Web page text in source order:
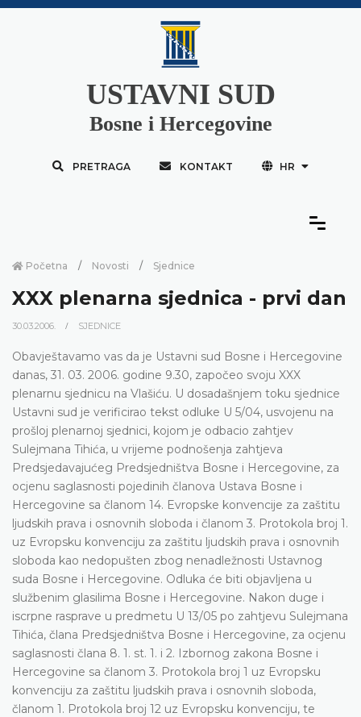
USTAVNI SUD
Bosne i Hercegovine
PRETRAGA KONTAKT HR
Početna Novosti Sjednice
XXX plenarna sjednica - prvi dan
30.03.2006. SJEDNICE
Obavještavamo vas da je Ustavni sud Bosne i Hercegovine
danas, 31. 03. 2006. godine 9.30, započeo svoju XXX
plenarnu sjednicu na Vlašiću. U dosadašnjem toku sjednice
Ustavni sud je verificirao tekst odluke U 5/04, usvojenu na
prošloj plenarnoj sjednici, kojom je odbacio zahtjev
Sulejmana Tihića, u vrijeme podnošenja zahtjeva
Predsjedavajućeg Predsjedništva Bosne i Hercegovine, za
ocjenu saglasnosti pojedinih članova Ustava Bosne i
Hercegovine sa članom 14. Evropske konvencije za zaštitu
ljudskih prava i osnovnih sloboda i članom 3. Protokola broj 1.
uz Evropsku konvenciju za zaštitu ljudskih prava i osnovnih
sloboda kao nedopušten zbog nenadležnosti Ustavnog
suda Bosne i Hercegovine. Odluka će biti objavljena u
službenim glasilima Bosne i Hercegovine. Nakon duge i
iscrpne rasprave u predmetu U 13/05 po zahtjevu Sulejmana
Tihića, člana Predsjedništva Bosne i Hercegovine, za ocjenu
saglasnosti člana 8. 1. st. 1. i 2. Izbornog zakona Bosne i
Hercegovine sa članom 3. Protokola broj 1 uz Evropsku
konvenciju za zaštitu ljudskih prava i osnovnih sloboda,
članom 1. Protokola broj 12 uz Evropsku konvenciju, te